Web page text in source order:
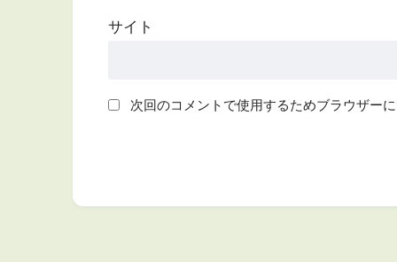
サイト
次回のコメントで使用するためブラウザー